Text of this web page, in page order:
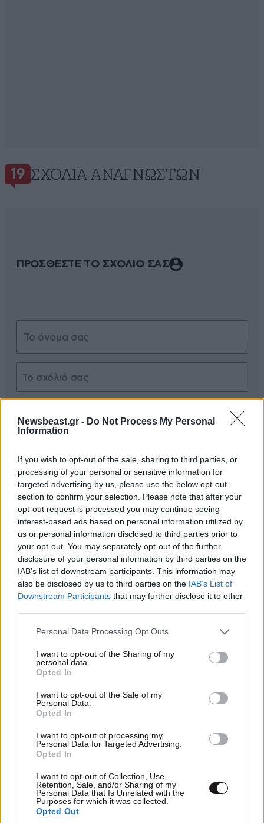
Newsbeast.gr - Do Not Process My Personal
Information
If you wish to opt-out of the sale, sharing to third parties, or
processing of your personal or sensitive information for
targeted advertising by us, please use the below opt-out
section to confirm your selection. Please note that after your
opt-out request is processed you may continue seeing
interest-based ads based on personal information utilized by
us or personal information disclosed to third parties prior to
your opt-out. You may separately opt-out of the further
disclosure of your personal information by third parties on the
IAB’s list of downstream participants. This information may
also be disclosed by us to third parties on the IAB’s List of
Downstream Participants that may further disclose it to other
Please note that this website/app uses one or more Google
not limited to your visit or usage behaviour. You may click to
grant or deny consent to Google and its third-party tags to
use your data for below specified purposes in below Google
consent section.
Personal Data Processing Opt Outs
I want to opt-out of the Sharing of my
personal data.
Opted In
I want to opt-out of the Sale of my
Personal Data.
Opted In
I want to opt-out of processing my
Personal Data for Targeted Advertising.
Opted In
I want to opt-out of Collection, Use,
Retention, Sale, and/or Sharing of my
Personal Data that Is Unrelated with the
Purposes for which it was collected.
Opted Out
19 ΣΧΌΛΙΑ ΑΝΑΓΝΩΣΤΏΝ
ΠΡΟΣΘΕΣΤΕ ΤΟ ΣΧΟΛΙΟ ΣΑΣ
Διαβάστε και ακολουθήστε τους κανόνες σχολιασμού
ΠΡΟΣΘΗΚΗ
Ecomo 06·02·2014 10:43
πριν 2 -3 χρόνια είχα δει ένα αυτοκίνητο με ένα
αυτοκόλλητο που έγραφε: <> ...αλλά στην
συγκεκριμένη περίπτωση, επειδή ήταν δικά τους
παιδιά, ακόμα και αυτό θα ήταν σαν να τους κάναμε
χάρη!!! Όσο η μάνα να προσπαθεί να κρατήσει τον
εαυτό της από έξω και να παίξει το θύμα είναι το ίδιο
υπεύθυνη με τον άντρα της
Απαντήστε